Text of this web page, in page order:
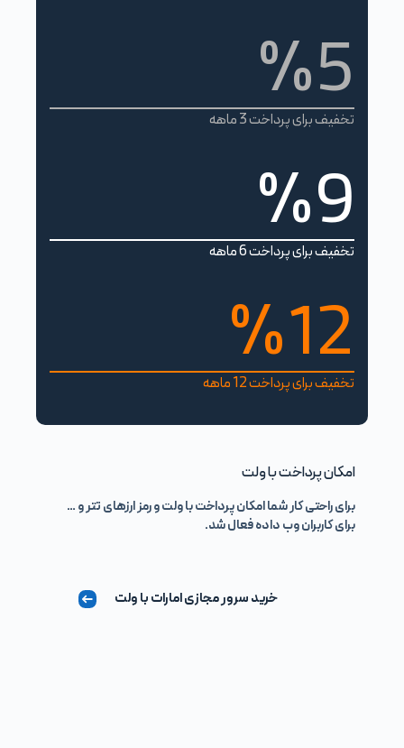
%5
تخفیف برای پرداخت 3 ماهه
%9
تخفیف برای پرداخت 6 ماهه
%12
تخفیف برای پرداخت 12 ماهه
امکان پرداخت با ولت
برای راحتی کار شما امکان پرداخت با ولت و رمز ارزهای تتر و …
برای کاربران وب داده فعال شد.
خرید سرور مجازی امارات با ولت